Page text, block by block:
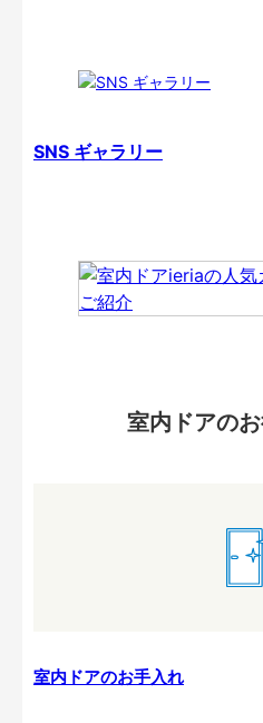
SNS ギャラリー
室内ドアの
室内ドアのお手入れ